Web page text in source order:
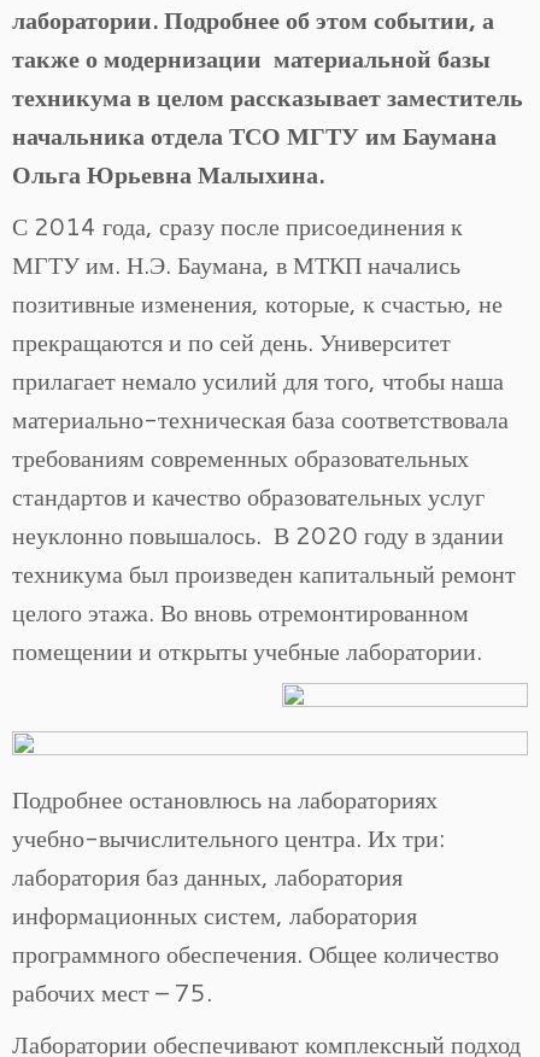
лаборатории. Подробнее об этом событии, а
также о модернизации материальной базы
техникума в целом рассказывает заместитель
начальника отдела ТСО МГТУ им Баумана
Ольга Юрьевна Малыхина.
С 2014 года, сразу после присоединения к
МГТУ им. Н.Э. Баумана, в МТКП начались
позитивные изменения, которые, к счастью, не
прекращаются и по сей день. Университет
прилагает немало усилий для того, чтобы наша
материально-техническая база соответствовала
требованиям современных образовательных
стандартов и качество образовательных услуг
неуклонно повышалось. В 2020 году в здании
техникума был произведен капитальный ремонт
целого этажа. Во вновь отремонтированном
помещении и открыты учебные лаборатории.
Подробнее остановлюсь на лабораториях
учебно-вычислительного центра. Их три:
лаборатория баз данных, лаборатория
информационных систем, лаборатория
программного обеспечения. Общее количество
рабочих мест – 75.
Лаборатории обеспечивают комплексный подход